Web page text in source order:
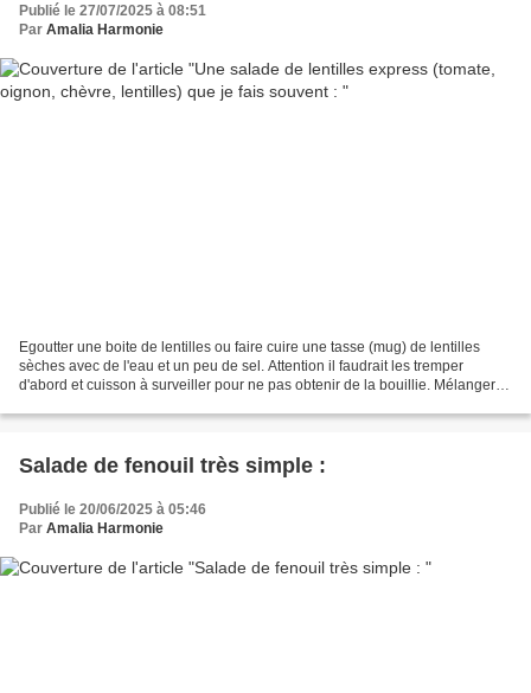
Publié le 27/07/2025 à 08:51
Par Amalia Harmonie
Egoutter une boite de lentilles ou faire cuire une tasse (mug) de lentilles
sèches avec de l'eau et un peu de sel. Attention il faudrait les tremper
d'abord et cuisson à surveiller pour ne pas obtenir de la bouillie. Mélanger
Salade de fenouil très simple :
Publié le 20/06/2025 à 05:46
Par Amalia Harmonie